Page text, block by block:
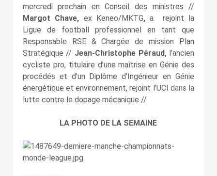
mercredi prochain en Conseil des ministres //
Margot Chave, ex Keneo/MKTG,a rejoint la
Ligue de football professionnel en tant que
Responsable RSE & Chargée de mission Plan
Stratégique // Jean-Christophe Péraud,l’ancien
cycliste pro, titulaire d’une maîtrise en Génie des
procédés et d’un Diplôme d’Ingénieur en Génie
énergétique et environnement, rejoint l’UCI dans la
lutte contre le dopage mécanique //
LA PHOTO DE LA SEMAINE